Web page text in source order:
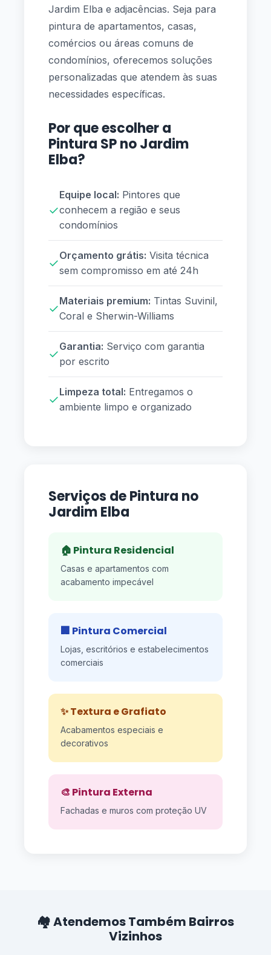
Jardim Elba e adjacências. Seja para
pintura de apartamentos, casas,
comércios ou áreas comuns de
condomínios, oferecemos soluções
personalizadas que atendem às suas
necessidades específicas.
Por que escolher a
Pintura SP no Jardim
Elba?
✓
Equipe local: Pintores que
conhecem a região e seus
condomínios
✓
Orçamento grátis: Visita técnica
sem compromisso em até 24h
✓
Materiais premium: Tintas Suvinil,
Coral e Sherwin-Williams
✓
Garantia: Serviço com garantia
por escrito
✓
Limpeza total: Entregamos o
ambiente limpo e organizado
Serviços de Pintura no
Jardim Elba
🏠 Pintura Residencial
Casas e apartamentos com
acabamento impecável
🏢 Pintura Comercial
Lojas, escritórios e estabelecimentos
comerciais
✨ Textura e Grafiato
Acabamentos especiais e
decorativos
🎨 Pintura Externa
Fachadas e muros com proteção UV
🏘️ Atendemos Também Bairros
Vizinhos